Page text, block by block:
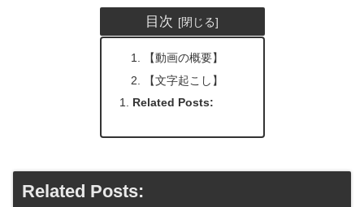
目次
【動画の概要】
【文字起こし】
Related Posts:
Related Posts: